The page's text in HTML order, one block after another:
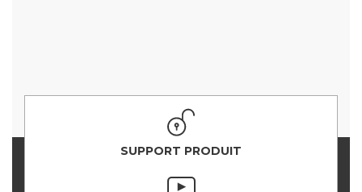
SUPPORT PRODUIT